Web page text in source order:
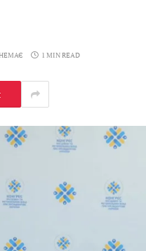
1 MIN READ